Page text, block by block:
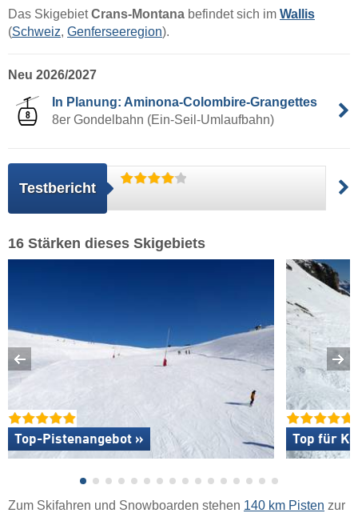
Das SkigebietCrans-Montana befindet sich im Wallis
(Schweiz, Genferseeregion).
Neu 2026/2027
In Planung: Aminona-Colombire-Grangettes
8er Gondelbahn (Ein-Seil-Umlaufbahn)
Testbericht
16 Stärken dieses Skigebiets
Top-Pistenangebot » Top für
Zum Skifahren und Snowboarden stehen 140 km Pisten zur